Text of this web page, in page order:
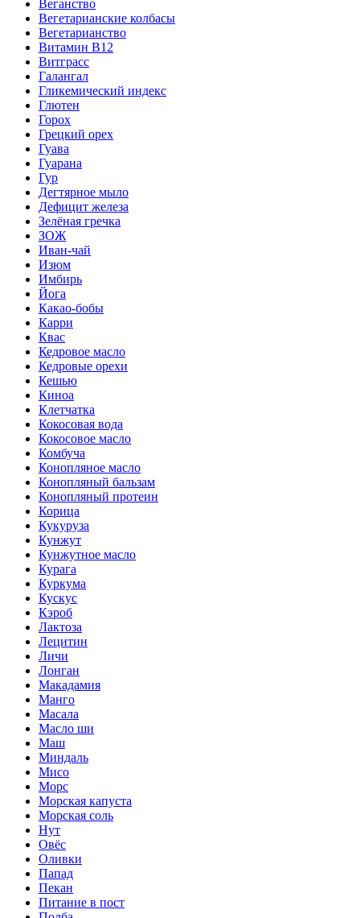
Веганство
Вегетарианские колбасы
Вегетарианство
Витамин B12
Витграсс
Галангал
Гликемический индекс
Глютен
Горох
Грецкий орех
Гуава
Гуарана
Гур
Дегтярное мыло
Дефицит железа
Зелёная гречка
ЗОЖ
Иван-чай
Изюм
Имбирь
Йога
Какао-бобы
Карри
Квас
Кедровое масло
Кедровые орехи
Кешью
Киноа
Клетчатка
Кокосовая вода
Кокосовое масло
Комбуча
Конопляное масло
Конопляный бальзам
Конопляный протеин
Корица
Кукуруза
Кунжут
Кунжутное масло
Курага
Куркума
Кускус
Кэроб
Лактоза
Лецитин
Личи
Лонган
Макадамия
Манго
Масала
Масло ши
Маш
Миндаль
Мисо
Морс
Морская капуста
Морская соль
Нут
Овёс
Оливки
Папад
Пекан
Питание в пост